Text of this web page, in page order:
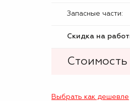
Запасные части:
Скидка на
Стоимость
Выбрать как дешевле